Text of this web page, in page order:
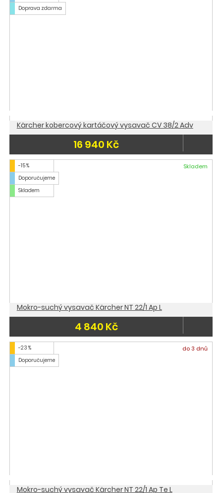
Doprava zdarma
Kärcher kobercový kartáčový vysavač CV 38/2 Adv
16 940 Kč
-15 %
Doporučujeme
Skladem
Skladem
Mokro-suchý vysavač Kärcher NT 22/1 Ap L
4 840 Kč
-23 %
Doporučujeme
do 3 dnů
Mokro-suchý vysavač Kärcher NT 22/1 Ap Te L